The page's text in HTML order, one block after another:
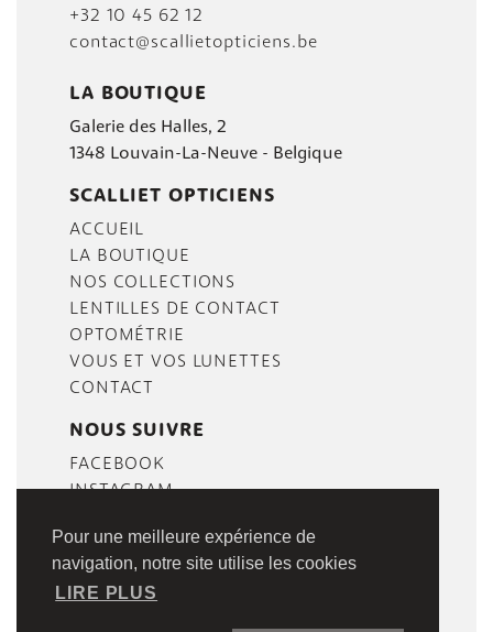
Pour une meilleure expérience de
navigation, notre site utilise les cookies
LIRE PLUS
+32 10 45 62 12
contact@scallietopticiens.be
LA BOUTIQUE
Galerie des Halles, 2
1348 Louvain-La-Neuve - Belgique
SCALLIET OPTICIENS
ACCUEIL
LA BOUTIQUE
NOS COLLECTIONS
LENTILLES DE CONTACT
OPTOMÉTRIE
VOUS ET VOS LUNETTES
CONTACT
NOUS SUIVRE
FACEBOOK
INSTAGRAM
PLAN DU SITE